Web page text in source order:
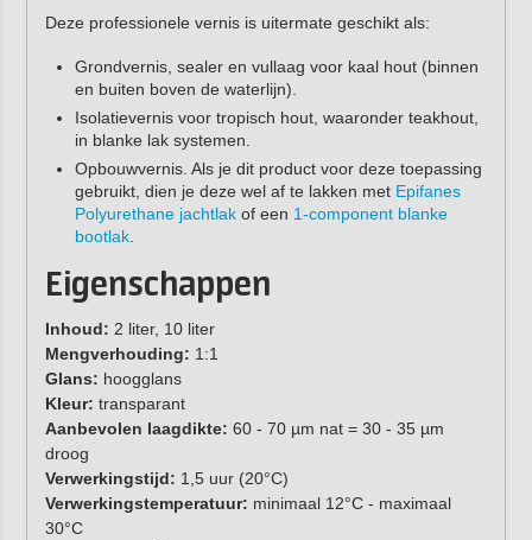
Deze professionele vernis is uitermate geschikt als:
Grondvernis, sealer en vullaag voor kaal hout (binnen
en buiten boven de waterlijn).
Isolatievernis voor tropisch hout, waaronder teakhout,
in blanke lak systemen.
Opbouwvernis. Als je dit product voor deze toepassing
gebruikt, dien je deze wel af te lakken met Epifanes
Polyurethane jachtlakof een 1-component blanke
bootlak.
Eigenschappen
Inhoud: 2 liter, 10 liter
Mengverhouding: 1:1
Glans: hoogglans
Kleur: transparant
Aanbevolen laagdikte: 60 - 70 µm nat = 30 - 35 µm
droog
Verwerkingstijd: 1,5 uur (20°C)
Verwerkingstemperatuur: minimaal 12°C - maximaal
30°C